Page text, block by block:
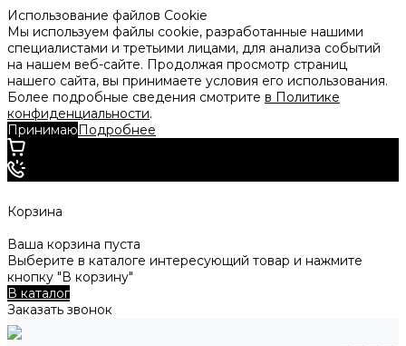
Использование файлов Cookie
Мы используем файлы cookie, разработанные нашими
специалистами и третьими лицами, для анализа событий
на нашем веб-сайте. Продолжая просмотр страниц
нашего сайта, вы принимаете условия его использования.
Более подробные сведения смотрите в Политике
конфиденциальности.
ПринимаюПодробнее
Корзина
Ваша корзина пуста
Выберите в каталоге интересующий товар и нажмите
кнопку "В корзину"
В каталог
Заказать звонок